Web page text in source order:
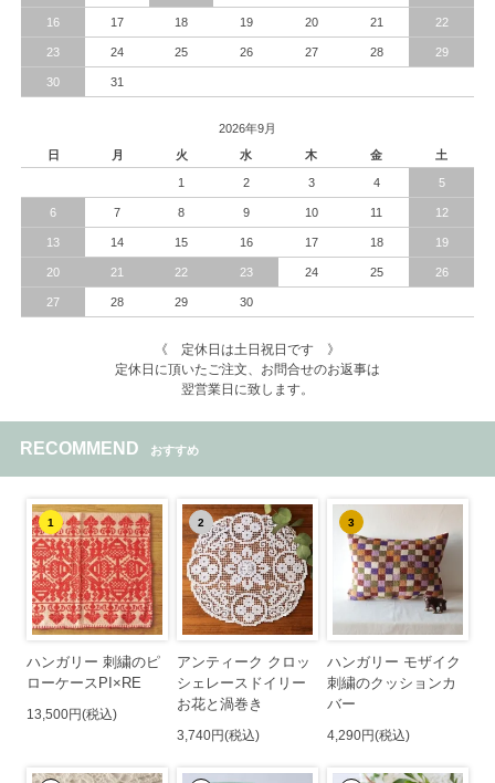
16 17 18 19 20 21 22
23 24 25 26 27 28 29
30 31
2026年9月
日
月 火 水 木 金 土
1 2 3 4 5
6 7 8 9 10 11 12
13 14 15 16 17 18 19
20 21 22 23 24 25 26
27 28 29 30
《 定休日は土日祝日です 》
定休日に頂いたご注文、お問合せのお返事は
翌営業日に致します。
RECOMMEND おすすめ
1
ハンガリー 刺繍のピ
ローケースPI×RE
13,500円(税込)
2
アンティーク クロッ
シェレースドイリー
お花と渦巻き
3,740円(税込)
3
ハンガリー モザイク
刺繍のクッションカ
バー
4,290円(税込)